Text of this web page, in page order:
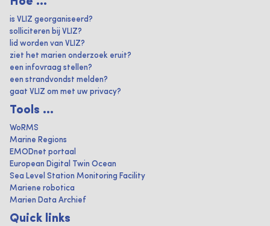
is VLIZ georganiseerd?
solliciteren bij VLIZ?
lid worden van VLIZ?
ziet het marien onderzoek eruit?
een infovraag stellen?
een strandvondst melden?
gaat VLIZ om met uw privacy?
Tools ...
WoRMS
Marine Regions
EMODnet portaal
European Digital Twin Ocean
Sea Level Station Monitoring Facility
Mariene robotica
Marien Data Archief
Quick links